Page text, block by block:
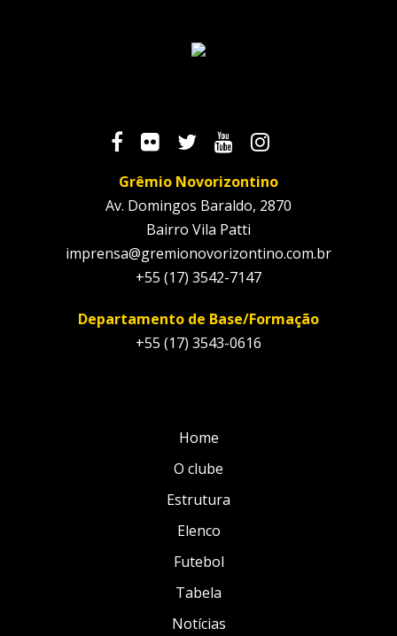
Grêmio Novorizontino
Av. Domingos Baraldo, 2870
Bairro Vila Patti
imprensa@gremionovorizontino.com.br
+55 (17) 3542-7147
Departamento de Base/Formação
+55 (17) 3543-0616
Home
O clube
Estrutura
Elenco
Futebol
Tabela
Notícias